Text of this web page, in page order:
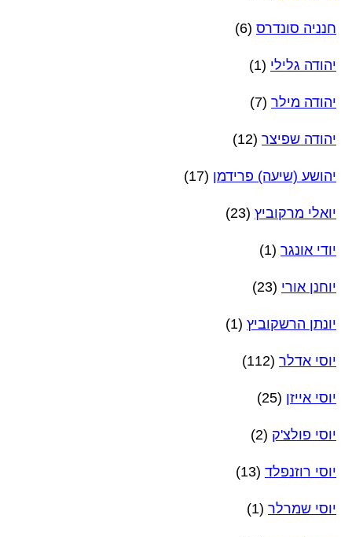
חנניה סונדרס (6)
יהודה גלילי (1)
יהודה מילר (7)
יהודה שפיצר (12)
יהושע (שיעה) פרידמן (17)
יואלי מרקוביץ (23)
יודי אונגר (1)
יוחנן אורי (23)
יונתן הרשקוביץ (1)
יוסי אדלר (112)
יוסי אייזן (25)
יוסי פולצ'ק (2)
יוסי רוזנפלד (13)
יוסי שמרלר (1)